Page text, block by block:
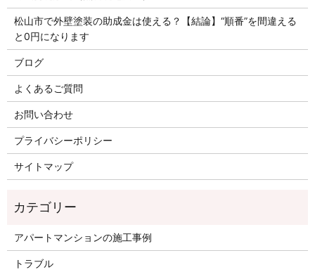
松山市で外壁塗装の助成金は使える？【結論】“順番”を間違える
と0円になります
ブログ
よくあるご質問
お問い合わせ
プライバシーポリシー
サイトマップ
アパートマンションの施工事例
トラブル